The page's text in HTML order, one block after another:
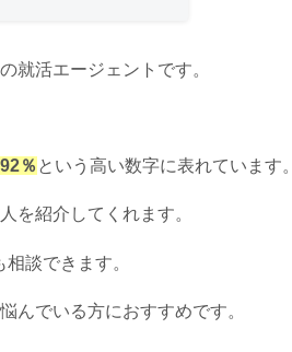
就活エージェントです。
％ という高い数字に表れています。
を紹介してくれます。
談できます。
んでいる方におすすめです。